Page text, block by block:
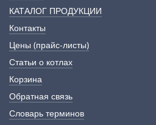
КАТАЛОГ ПРОДУКЦИИ
Контакты
Цены (прайс-листы)
Статьи о котлах
Корзина
Обратная связь
Словарь терминов